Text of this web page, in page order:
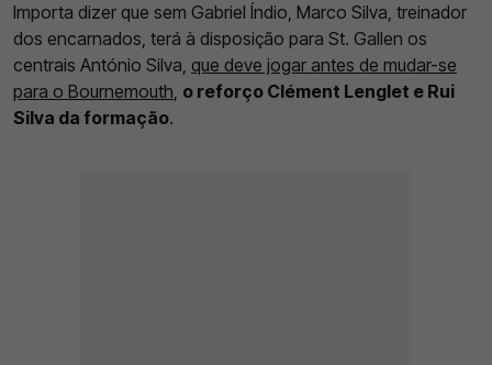
Importa dizer que sem Gabriel Índio, Marco Silva, treinador
dos encarnados, terá à disposição para St. Gallen os
centrais António Silva, que deve jogar antes de mudar-se
para o Bournemouth, o reforço Clément Lenglet e Rui
Silva da formação.